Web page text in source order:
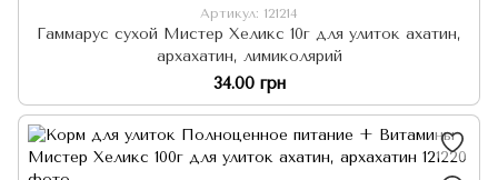
Артикул: 121214
Гаммарус сухой Мистер Хеликс 10г для улиток ахатин,
архахатин, лимиколярий
34.00 грн